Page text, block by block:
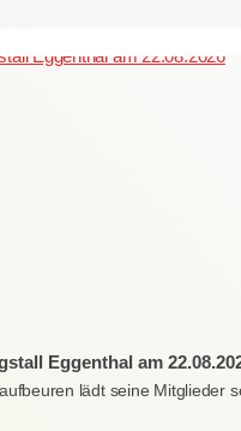
Eggenthal am
lädt seine Mitglieder